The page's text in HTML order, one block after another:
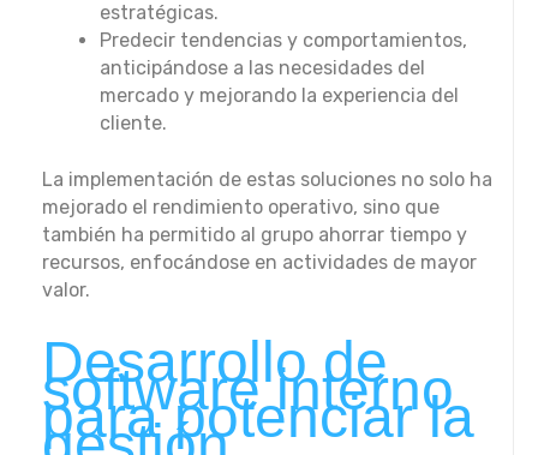
estratégicas.
Predecir tendencias y comportamientos,
anticipándose a las necesidades del
mercado y mejorando la experiencia del
cliente.
La implementación de estas soluciones no solo ha
mejorado el rendimiento operativo, sino que
también ha permitido al grupo ahorrar tiempo y
recursos, enfocándose en actividades de mayor
valor.
Desarrollo de
software interno
para potenciar la